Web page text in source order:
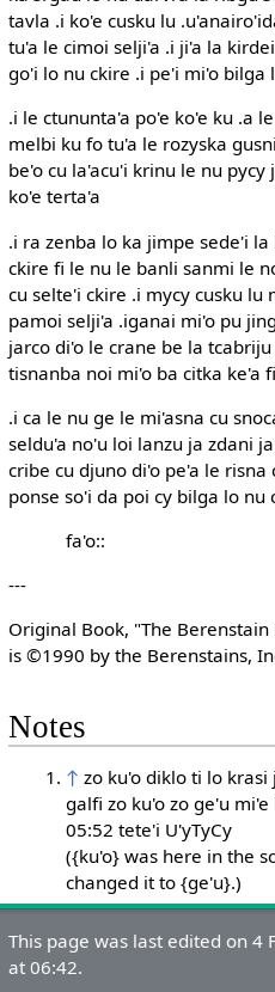
tavla .i ko'e cusku lu
tu'a le cimoi selji'a .i ji'a la
go'i lo nu ckire .i pe'i mi'o bilga
.i le ctununta'a po'e ko'e ku .a
melbi ku fo tu'a le rozyska
be'o cu la'acu'i krinu le nu
ko'e terta'a
.i ra zenba lo ka jimpe sede'i
ckire fi le nu le banli sanmi le
cu selte'i ckire .i mycy cusku
pamoi selji'a .iganai mi'o pu
jarco di'o le crane be la
tisnanba noi mi'o ba citka ke'a
.i ca le nu ge le mi'asna cu
seldu'a no'u loi lanzu ja zdani
cribe cu djuno di'o pe'a le
ponse so'i da poi cy bilga lo nu
fa'o::
---
Original Book, "The
is ©1990 by the Berenstains,
Notes
↑ zo ku'o diklo ti lo
galfi zo ku'o zo ge'u
05:52 tete'i U'yTyCy
({ku'o} was here in the
changed it to {ge'u}.)
This page was last edited on 4
at 06:42.